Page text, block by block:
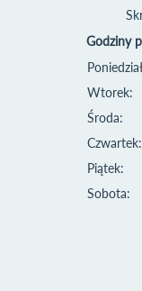
Godziny
Wtorek:
Środa:
Czwartek:
Piątek:
Sobota: